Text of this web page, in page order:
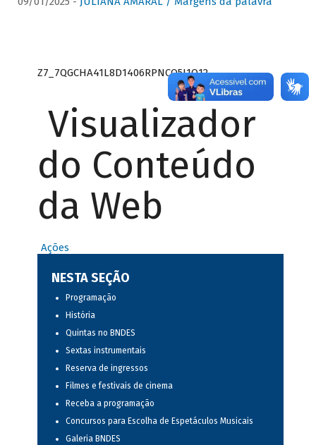
Z7_7QGCHA41L8D1406RPNCQ5J1O12
Visualizador
do Conteúdo
da Web
Ações
NESTA SEÇÃO
Programação
História
Quintas no BNDES
Sextas instrumentais
Reserva de ingressos
Filmes e festivais de cinema
Receba a programação
Concursos para Escolha de Espetáculos Musicais
Galeria BNDES